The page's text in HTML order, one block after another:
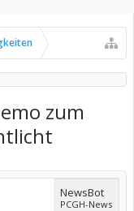
zum
NewsBot
PCGH-News